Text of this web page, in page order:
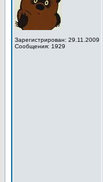
Зарегистрирован: 29.11.2009
Сообщения: 1929